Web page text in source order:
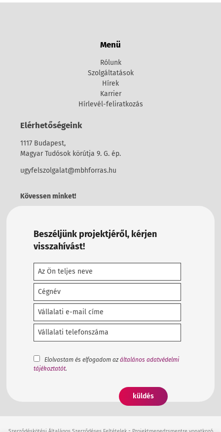
Menü
Rólunk
Szolgáltatások
Hírek
Karrier
Hírlevél-feliratkozás
Elérhetőségeink
1117 Budapest,
Magyar Tudósok körútja 9. G. ép.
ugyfelszolgalat@mbhforras.hu
Kövessen minket!
Beszéljünk projektjéről, kérjen
visszahívást!
Elolvastam és elfogadom azáltalános adatvédelmi
tájékoztatót.